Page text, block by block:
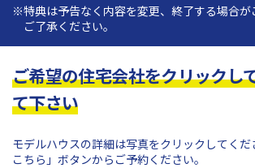
※特典は予告なく内容を変更、終了する場合が
ご了承ください。
ご希望の住宅会社をクリックし
て下さい
モデルハウスの詳細は写真をクリックしてく
こちら」ボタンからご予約ください。